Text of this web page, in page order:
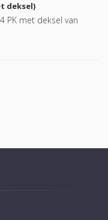
deksel)
PK met deksel van